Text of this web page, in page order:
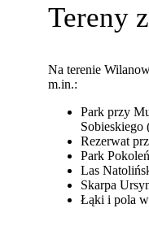
Tereny
Na terenie
m.in.:
Park przy
Sobieskiego
Rezerwat
Park
Las
Skarpa
Łąki i pola